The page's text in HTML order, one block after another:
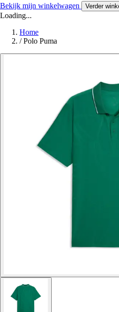
Bekijk mijn winkelwagen Verder
Loading...
Home
/ Polo Puma